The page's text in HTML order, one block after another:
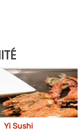
Yi Sushi